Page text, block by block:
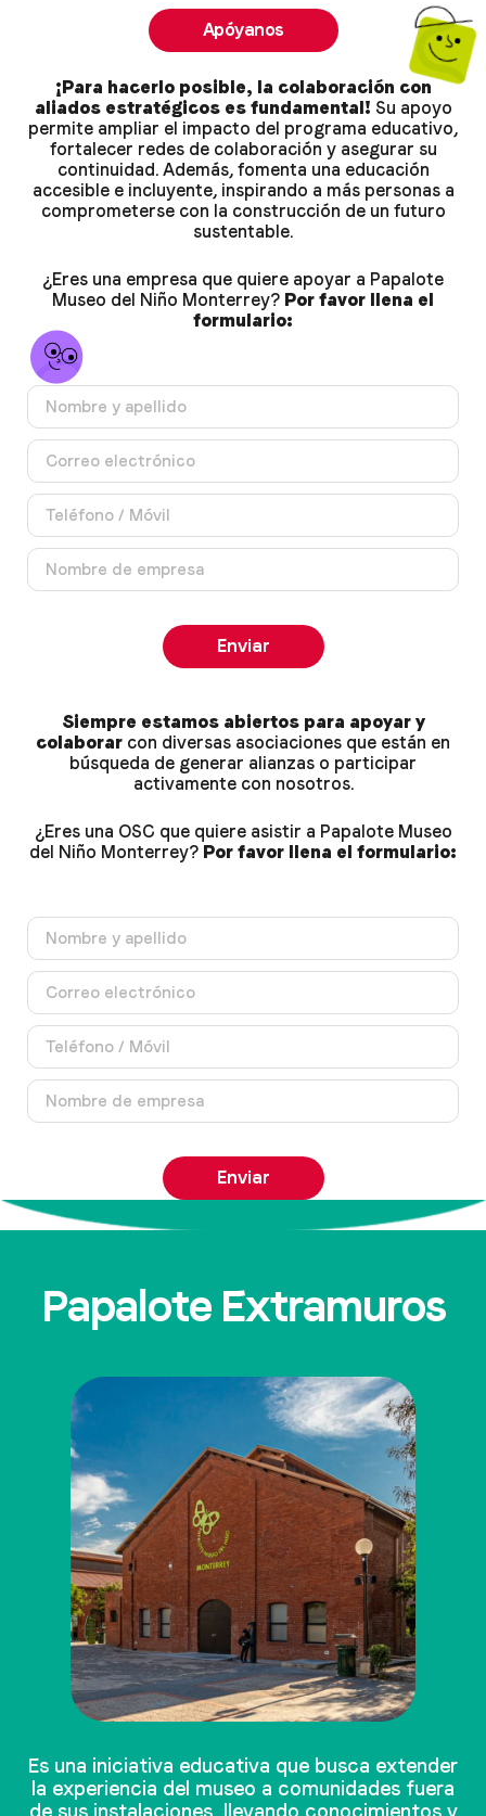
Apóyanos
¡Para hacerlo posible, la colaboración con
aliados estratégicos es fundamental! Su apoyo
permite ampliar el impacto del programa educativo,
fortalecer redes de colaboración y asegurar su
continuidad. Además, fomenta una educación
accesible e incluyente, inspirando a más personas a
comprometerse con la construcción de un futuro
sustentable.
¿Eres una empresa que quiere apoyar a Papalote
Museo del Niño Monterrey? Por favor llena el
formulario:
Enviar
Siempre estamos abiertos para apoyar y
colaborar con diversas asociaciones que están en
búsqueda de generar alianzas o participar
activamente con nosotros.
¿Eres una OSC que quiere asistir a Papalote Museo
del Niño Monterrey? Por favor llena el formulario:
Enviar
Papalote Extramuros
Es una iniciativa educativa que busca extender
la experiencia del museo a comunidades fuera